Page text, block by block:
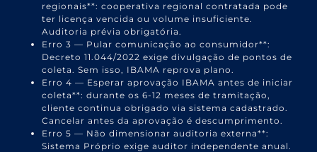
regionais**: cooperativa regional contratada pode
ter licença vencida ou volume insuficiente.
Auditoria prévia obrigatória.
Erro 3 — Pular comunicação ao consumidor**:
Decreto 11.044/2022 exige divulgação de pontos de
coleta. Sem isso, IBAMA reprova plano.
Erro 4 — Esperar aprovação IBAMA antes de iniciar
coleta**: durante os 6-12 meses de tramitação,
cliente continua obrigado via sistema cadastrado.
Cancelar antes da aprovação é descumprimento.
Erro 5 — Não dimensionar auditoria externa**:
Sistema Próprio exige auditor independente anual.